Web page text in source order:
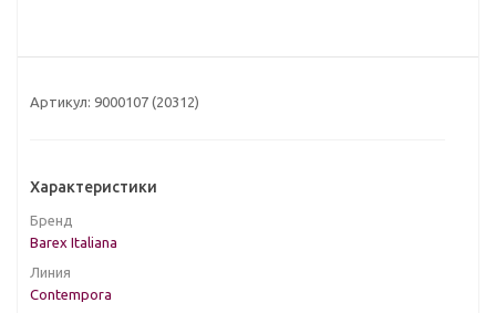
Артикул: 9000107 (20312)
Характеристики
Бренд
Barex Italiana
Линия
Contempora